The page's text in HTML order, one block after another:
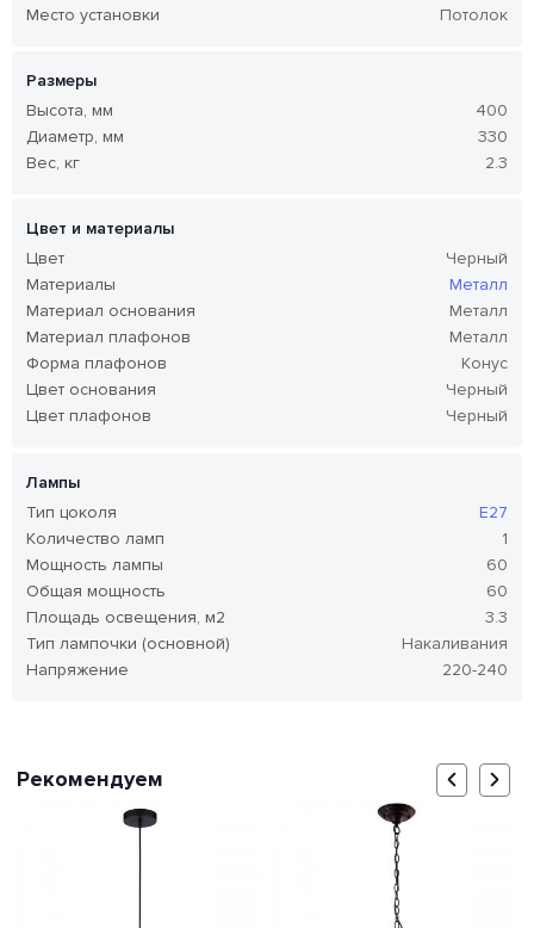
Место установки
Потолок
Размеры
Высота, мм
400
Диаметр, мм
330
Вес, кг
2.3
Цвет и материалы
Цвет
Черный
Материалы
Металл
Материал основания
Металл
Материал плафонов
Металл
Форма плафонов
Конус
Цвет основания
Черный
Цвет плафонов
Черный
Лампы
Тип цоколя
E27
Количество ламп
1
Мощность лампы
60
Общая мощность
60
Площадь освещения, м2
3.3
Тип лампочки (основной)
Накаливания
Напряжение
220-240
Рекомендуем